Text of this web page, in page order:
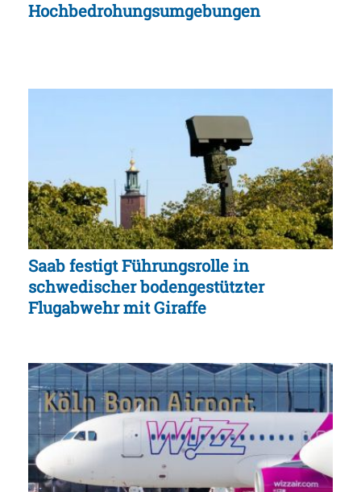
Hochbedrohungsumgebungen
Saab festigt Führungsrolle in
schwedischer bodengestützter
Flugabwehr mit Giraffe